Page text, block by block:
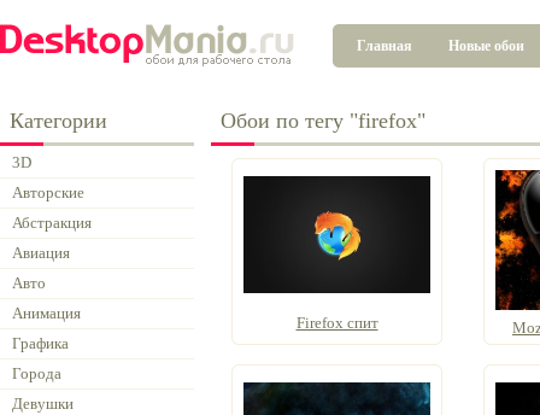
Главная Новые обои
Категории
3D
Авторские
Абстракция
Авиация
Авто
Анимация
Графика
Города
Девушки
Обои по тегу "firefox"
Firefox спит